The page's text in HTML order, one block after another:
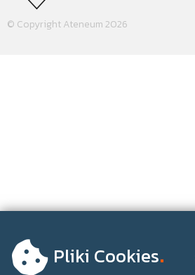
© Copyright Ateneum 2026
Pliki Cookies.